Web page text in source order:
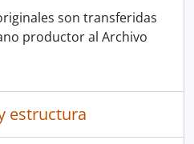
son transferidas
productor al Archivo
estructura